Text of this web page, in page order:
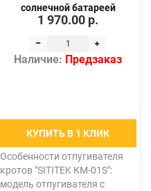
солнечной батареей
1 970.00 р.
Наличие: Предзаказ
КУПИТЬ В 1 КЛИК
Особенности отпугивателя
кротов "SITITEK КМ-01S":
модель отпугивателя с